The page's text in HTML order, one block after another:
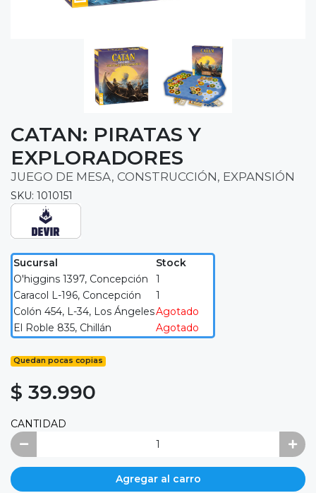
CATAN: PIRATAS Y
EXPLORADORES
JUEGO DE MESA, CONSTRUCCIÓN, EXPANSIÓN
SKU: 1010151
Sucursal
Stock
O'higgins 1397, Concepción
1
Caracol L-196, Concepción
1
Colón 454, L-34, Los ÁngelesAgotado
El Roble 835, Chillán
Agotado
Quedan pocas copias
$ 39.990
CANTIDAD
Agregar al carro